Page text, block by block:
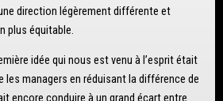
direction légèrement différente et
plus équitable.
idée qui nous est venu à l’esprit était
les managers en réduisant la différence de
encore conduire à un grand écart entre